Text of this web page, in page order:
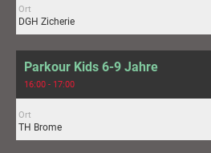
Ort
DGH Zicherie
Parkour Kids 6-9 Jahre
16:00 - 17:00
Ort
TH Brome